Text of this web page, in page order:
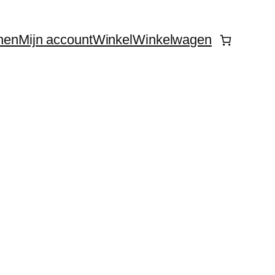
Mijn accountWinkelWinkelwagen